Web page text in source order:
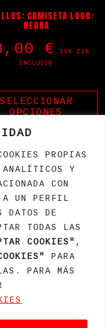
PROPIAS
ANALÍTICOS Y
CON
A UN PERFIL
DATOS DE
TODAS LAS
COOKIES" ,
PARA
PARA MÁS
CAMISETA LOGO:
NEGRA
€
IVA 21%
INCLUIDO
SELECCIONAR
OPCIONES